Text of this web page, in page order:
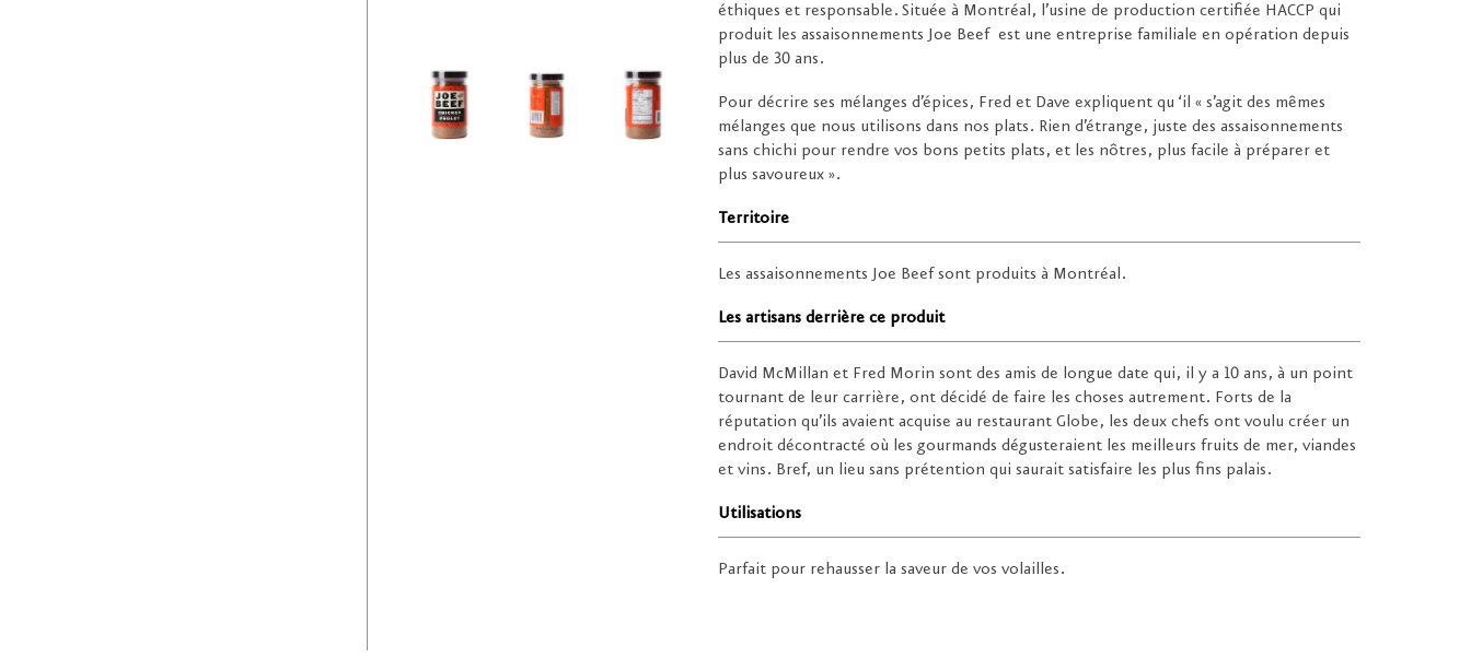
éthiques et responsable. Située à Montréal, l’usine de production certifiée HACCP qui
produit les assaisonnements Joe Beef est une entreprise familiale en opération depuis
plus de 30 ans.
Pour décrire ses mélanges d’épices, Fred et Dave expliquent qu ‘il « s’agit des mêmes
mélanges que nous utilisons dans nos plats. Rien d’étrange, juste des assaisonnements
sans chichi pour rendre vos bons petits plats, et les nôtres, plus facile à préparer et
plus savoureux ».
Territoire
Les assaisonnements Joe Beef sont produits à Montréal.
Les artisans derrière ce produit
David McMillan et Fred Morin sont des amis de longue date qui, il y a 10 ans, à un point
tournant de leur carrière, ont décidé de faire les choses autrement. Forts de la
réputation qu’ils avaient acquise au restaurant Globe, les deux chefs ont voulu créer un
endroit décontracté où les gourmands dégusteraient les meilleurs fruits de mer, viandes
et vins. Bref, un lieu sans prétention qui saurait satisfaire les plus fins palais.
Utilisations
Parfait pour rehausser la saveur de vos volailles.